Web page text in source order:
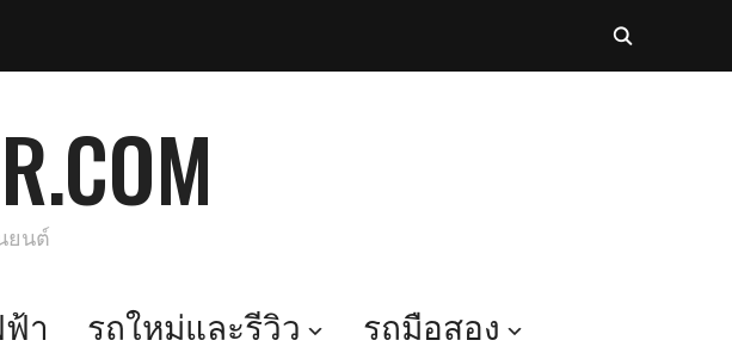
ยนต์
า รถใหม่และรีวิว
รถมือสอง